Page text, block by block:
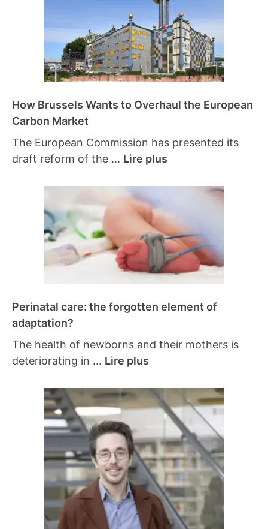
How Brussels Wants to Overhaul the European
Carbon Market
The European Commission has presented its
draft reform of the ... Lire plus
Perinatal care: the forgotten element of
adaptation?
The health of newborns and their mothers is
deteriorating in ... Lire plus